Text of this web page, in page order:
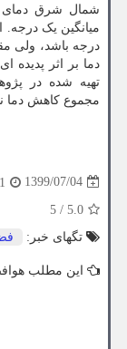
شمال شرق دمای
درجه باشد، ولی
دما بر اثر پدیده
تهیه شده در
مجموع کاهش دما
1399/07/04
5.0
/
5
تگهای خبر:
این مطلب